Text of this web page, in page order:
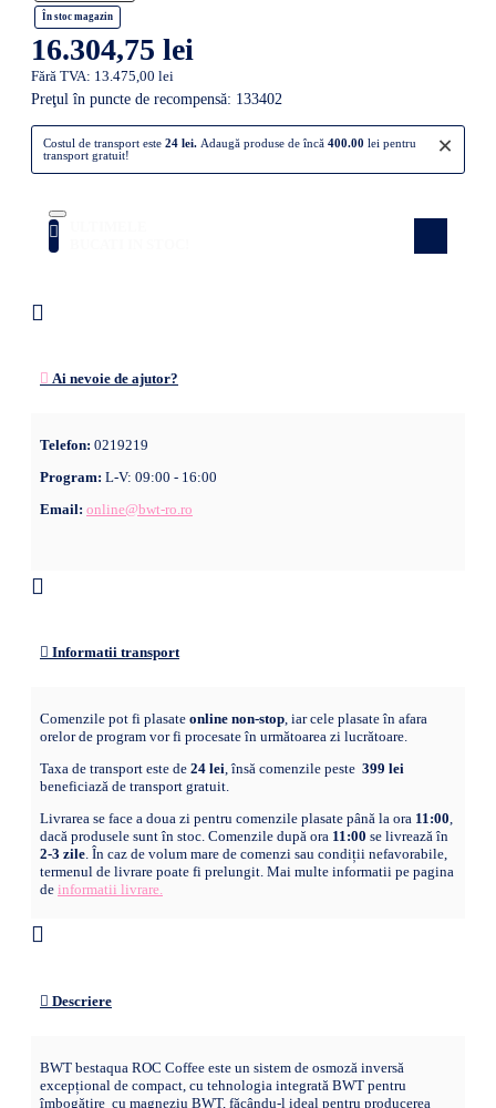
În stoc magazin
16.304,75 lei
Fără TVA: 13.475,00 lei
Preţul în puncte de recompensă: 133402
×
Costul de transport este 24 lei. Adaugă produse de încă 400.00 lei pentru
transport gratuit!
Ai nevoie de ajutor?
Telefon: 0219219
Program: L-V: 09:00 - 16:00
Email: online@bwt-ro.ro
Informatii transport
Comenzile pot fi plasate online non-stop, iar cele plasate în afara
orelor de program vor fi procesate în următoarea zi lucrătoare.
Taxa de transport este de 24 lei, însă comenzile peste 399 lei
beneficiază de transport gratuit.
Livrarea se face a doua zi pentru comenzile plasate până la ora 11:00,
dacă produsele sunt în stoc. Comenzile după ora 11:00 se livrează în
2-3 zile. În caz de volum mare de comenzi sau condiții nefavorabile,
termenul de livrare poate fi prelungit. Mai multe informatii pe pagina
de informatii livrare.
Descriere
BWT bestaqua ROC Coffee este un sistem de osmoză inversă
excepțional de compact, cu tehnologia integrată BWT pentru
îmbogățire cu magneziu BWT, făcându-l ideal pentru producerea